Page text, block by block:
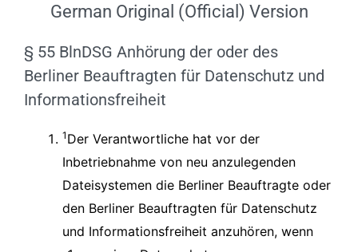
German Original (Official) Version
§ 55 BlnDSG Anhörung der oder des
Berliner Beauftragten für Datenschutz und
Informationsfreiheit
1 Der Verantwortliche hat vor der
Inbetriebnahme von neu anzulegenden
Dateisystemen die Berliner Beauftragte oder
den Berliner Beauftragten für Datenschutz
und Informationsfreiheit anzuhören, wenn